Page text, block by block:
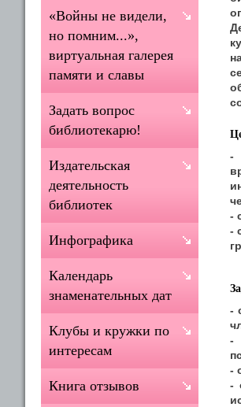
-
-
-
-
-
-
-
«Войны не видели,
но помним...»,
виртуальная галерея
памяти и славы
Задать вопрос
библиотекарю!
Издательская
деятельность
библиотек
Инфографика
Календарь
знаменательных дат
Клубы и кружки по
интересам
Книга отзывов